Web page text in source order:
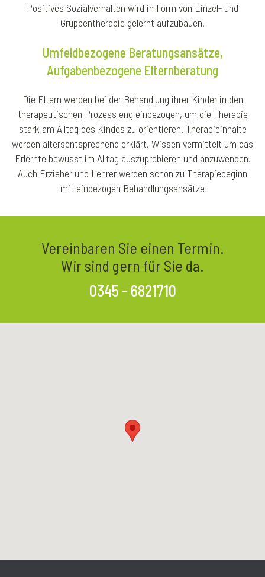
Positives Sozialverhalten wird in Form von Einzel- und
Gruppentherapie gelernt aufzubauen.
Umfeldbezogene Beratungsansätze,
Aufgabenbezogene Elternberatung
Die Eltern werden bei der Behandlung ihrer Kinder in den
therapeutischen Prozess eng einbezogen, um die Therapie
stark am Alltag des Kindes zu orientieren. Therapieinhalte
werden altersentsprechend erklärt, Wissen vermittelt um das
Erlernte bewusst im Alltag auszuprobieren und anzuwenden.
Auch Erzieher und Lehrer werden schon zu Therapiebeginn
mit einbezogen Behandlungsansätze
Vereinbaren Sie einen Termin.
Wir sind gern für Sie da.
0345 - 6821710